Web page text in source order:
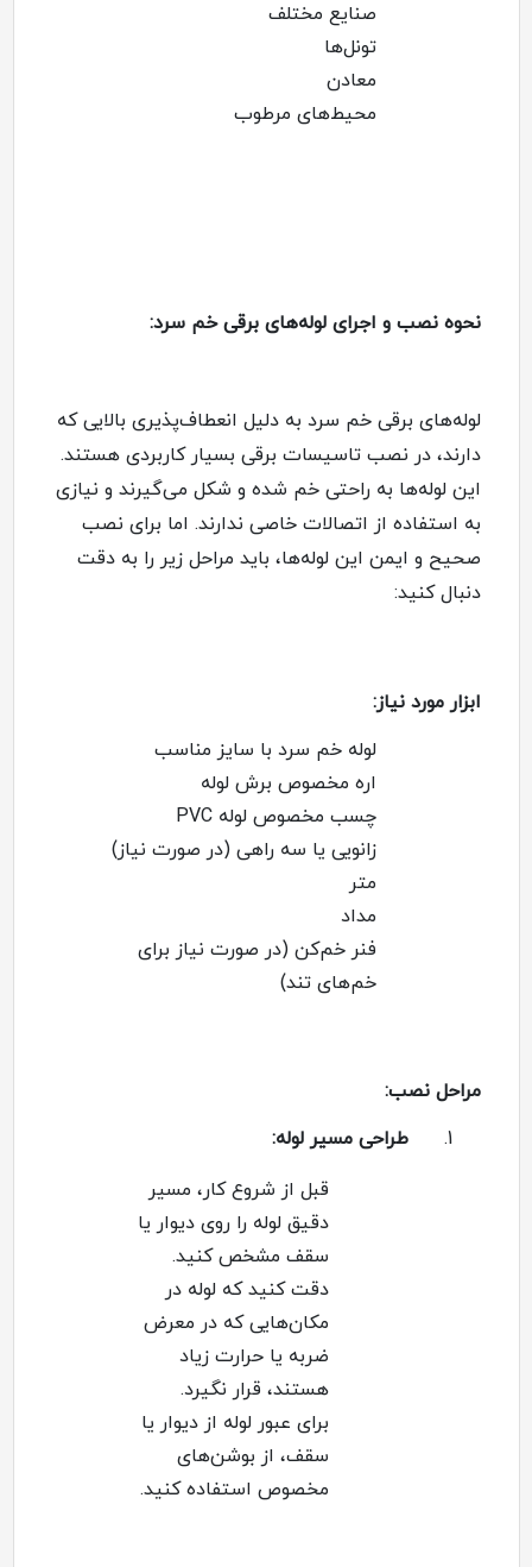
صنایع مختلف
تونل‌ها
معادن
محیط‌های مرطوب
نحوه نصب و اجرای لوله‌های برقی خم سرد:
لوله‌های برقی خم سرد به دلیل انعطاف‌پذیری بالایی که
دارند، در نصب تاسیسات برقی بسیار کاربردی هستند.
این لوله‌ها به راحتی خم شده و شکل می‌گیرند و نیازی
به استفاده از اتصالات خاصی ندارند. اما برای نصب
صحیح و ایمن این لوله‌ها، باید مراحل زیر را به دقت
دنبال کنید:
ابزار مورد نیاز:
لوله خم سرد با سایز مناسب
اره مخصوص برش لوله
چسب مخصوص لوله
زانویی یا سه راهی (در صورت نیاز)
متر
مداد
فنر خم‌کن (در صورت نیاز برای
خم‌های تند)
مراحل نصب:
1.
طراحی مسیر لوله:
قبل از شروع کار، مسیر
دقیق لوله را روی دیوار یا
سقف مشخص کنید.
دقت کنید که لوله در
مکان‌هایی که در معرض
ضربه یا حرارت زیاد
هستند، قرار نگیرد.
برای عبور لوله از دیوار یا
سقف، از بوشن‌های
مخصوص استفاده کنید.